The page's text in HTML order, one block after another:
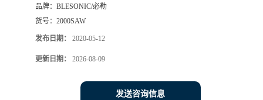
品牌： BLESONIC/必勒
货号： 2000SAW
发布日期： 2020-05-12
更新日期： 2026-08-09
发送咨询信息